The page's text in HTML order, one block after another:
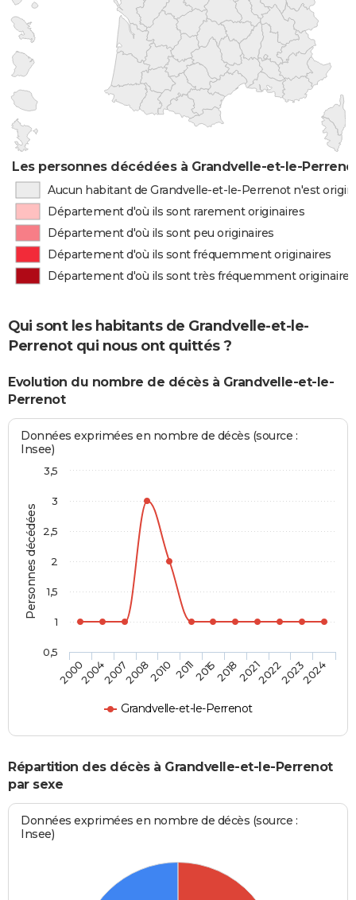
Les personnes décédées à Grandvelle-et-le-
Aucun habitant de Grandvelle-et-le-Perrenot n'est
Département d'où ils sont rarement originaires
Département d'où ils sont peu originaires
Département d'où ils sont fréquemment originaires
Département d'où ils sont très fréquemment originaires
Qui sont les habitants de Grandvelle-et-le-
Perrenot qui nous ont quittés ?
Evolution du nombre de décès à Grandvelle-et-le-
Perrenot
Personnes décédées
Données exprimées en nombre de décès (source :
Insee)
Grandvelle-et-le-Perrenot
20002004200720082010 2011201520182021202220232024
0,5
1
1,5
2
2,5
3
3,5
Répartition des décès à Grandvelle-et-le-Perrenot
par sexe
Données exprimées en nombre de décès (source :
Insee)